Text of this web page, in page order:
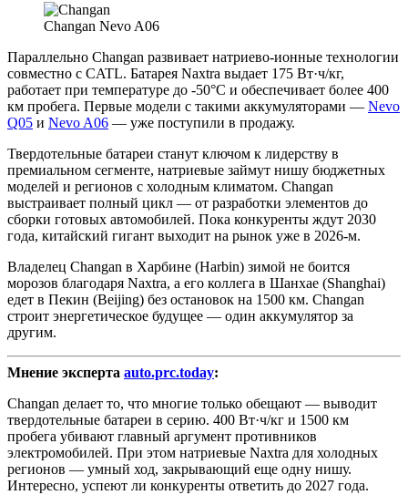
Changan Nevo A06
Параллельно Changan развивает натриево-ионные технологии
совместно с CATL. Батарея Naxtra выдает 175 Вт·ч/кг,
работает при температуре до -50°C и обеспечивает более 400
км пробега. Первые модели с такими аккумуляторами — Nevo
Q05 и Nevo A06 — уже поступили в продажу.
Твердотельные батареи станут ключом к лидерству в
премиальном сегменте, натриевые займут нишу бюджетных
моделей и регионов с холодным климатом. Changan
выстраивает полный цикл — от разработки элементов до
сборки готовых автомобилей. Пока конкуренты ждут 2030
года, китайский гигант выходит на рынок уже в 2026-м.
Владелец Changan в Харбине (Harbin) зимой не боится
морозов благодаря Naxtra, а его коллега в Шанхае (Shanghai)
едет в Пекин (Beijing) без остановок на 1500 км. Changan
строит энергетическое будущее — один аккумулятор за
другим.
Мнение эксперта auto.prc.today:
Changan делает то, что многие только обещают — выводит
твердотельные батареи в серию. 400 Вт·ч/кг и 1500 км
пробега убивают главный аргумент противников
электромобилей. При этом натриевые Naxtra для холодных
регионов — умный ход, закрывающий еще одну нишу.
Интересно, успеют ли конкуренты ответить до 2027 года.